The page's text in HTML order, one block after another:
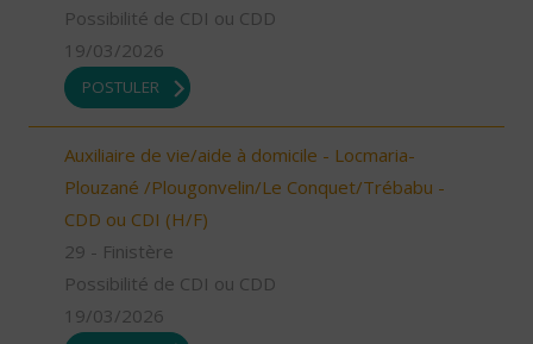
Possibilité de CDI ou CDD
19/03/2026
POSTULER
Auxiliaire de vie/aide à domicile - Locmaria-
Plouzané /Plougonvelin/Le Conquet/Trébabu -
CDD ou CDI (H/F)
29 - Finistère
Possibilité de CDI ou CDD
19/03/2026